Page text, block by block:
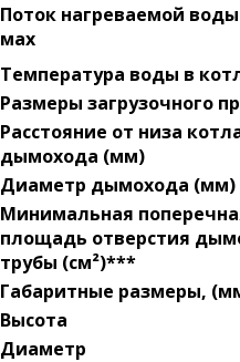
Поток нагреваемой
мах
Температура воды в
Размеры загрузочного
Расстояние от низа
дымохода (мм)
Диаметр дымохода (мм)
Минимальная
площадь отверстия
трубы (см²)***
Габаритные размеры,
Высота
Диаметр